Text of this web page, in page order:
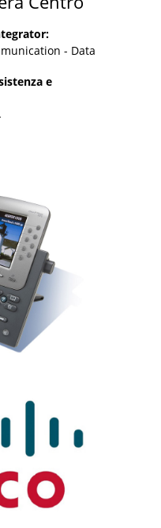
- Data
e